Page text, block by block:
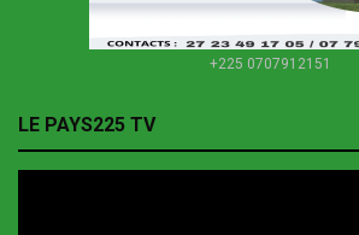
+225 0707912151
LE PAYS225 TV